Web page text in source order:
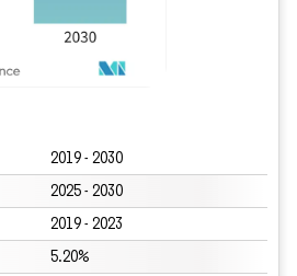
2019 - 2030
2025 - 2030
2019 - 2023
5.20%